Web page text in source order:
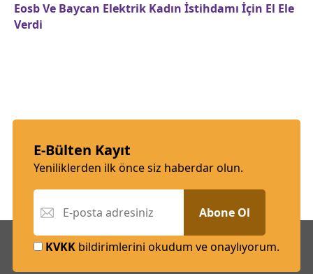
Eosb Ve Baycan Elektrik Kadın İstihdamı İçin El Ele
Verdi
E-Bülten Kayıt
Yeniliklerden ilk önce siz haberdar olun.
Abone Ol
KVKK bildirimlerini okudum ve onaylıyorum.